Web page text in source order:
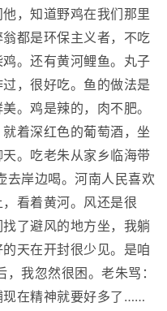
，知道野鸡在我们那里
都是环保主义者，不吃
。还有黄河鲤鱼。丸子
，很好吃。鱼的做法是
。鸡是辣的，肉不肥。
着深红色的葡萄酒，坐
。吃老朱从家乡临海带
去岸边喝。河南人民喜欢
看着黄河。风还是很
了避风的地方坐，我躺
天在开封很少见。是咱
我忽然很困。老朱骂：
现在精神就要好多了……